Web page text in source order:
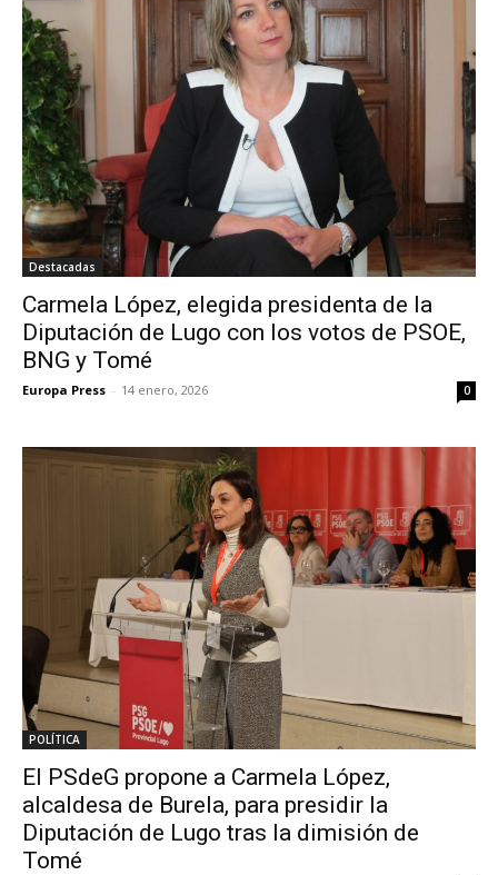
Destacadas
Carmela López, elegida presidenta de la
Diputación de Lugo con los votos de PSOE,
BNG y Tomé
Europa Press - 14 enero, 2026 0
POLÍTICA
El PSdeG propone a Carmela López,
alcaldesa de Burela, para presidir la
Diputación de Lugo tras la dimisión de
Tomé